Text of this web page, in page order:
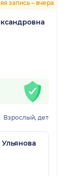
запись – вчера
Взрослый, детский